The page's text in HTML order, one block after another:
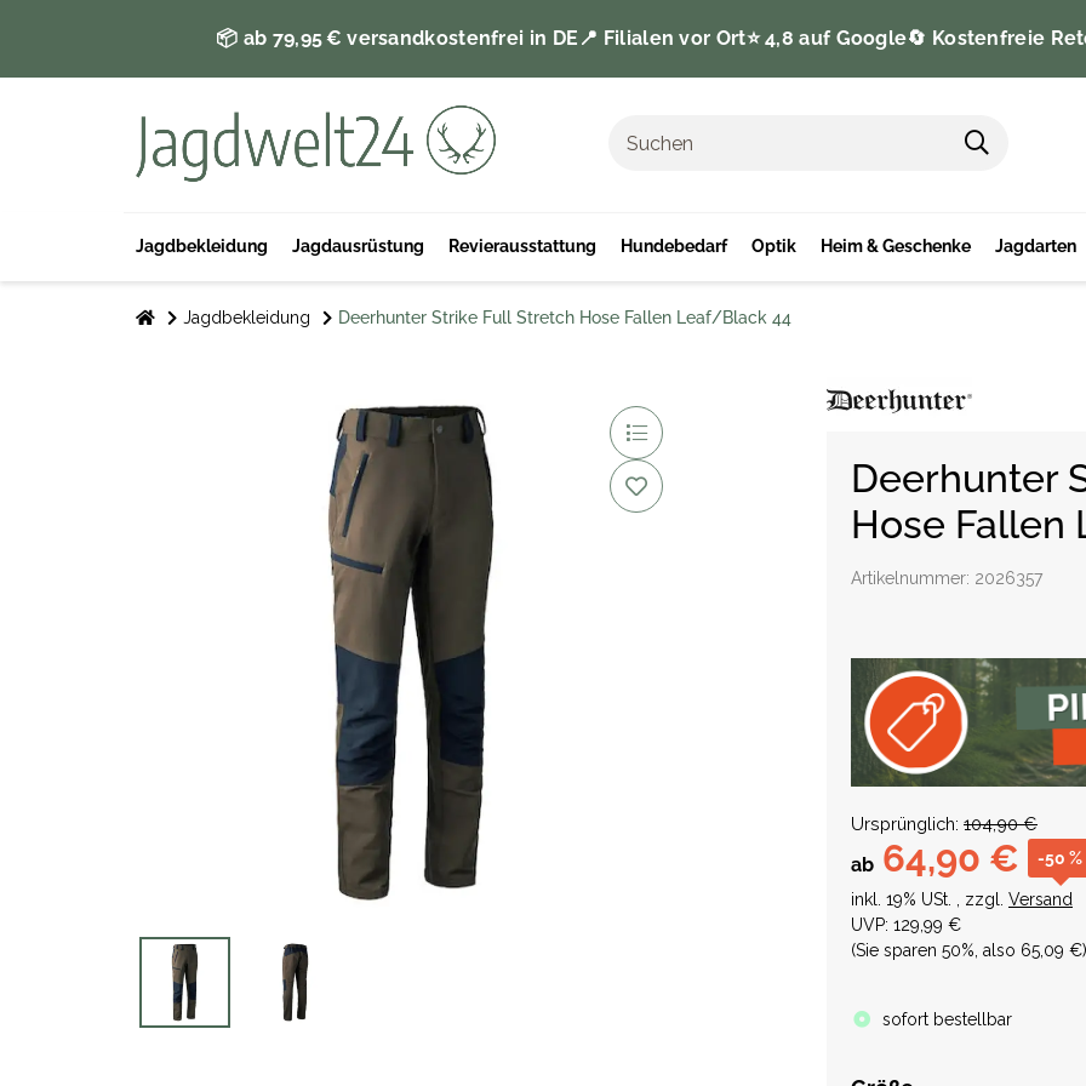
📦 ab 79,95 € versandkostenfrei in DE 📍 Filialen vor Ort⭐️ 4,8 auf Google🔄 Kostenfreie
Jagdbekleidung Jagdausrüstung Revierausstattung Hundebedarf Optik Heim & Geschenke Jagdarten
Jagdbekleidung Deerhunter Strike Full Stretch Hose Fallen Leaf/Black 44
Deerhunter
Hose Fallen
Artikelnummer: 2026357
Ursprünglich: 104,90 €
ab 64,90 € -50 %
inkl. 19% USt. , zzgl. Versand
UVP: 129,99 €
(Sie sparen 50%, also 65,09 €)
sofort bestellbar